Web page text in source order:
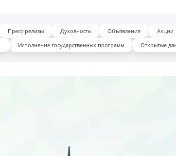
Пресс-релизы Духовность Объявления Акции
Исполнение государственных программ Открытые